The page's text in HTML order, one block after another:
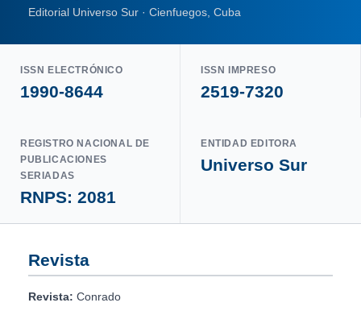
Editorial Universo Sur · Cienfuegos, Cuba
ISSN ELECTRÓNICO
1990-8644
ISSN IMPRESO
2519-7320
REGISTRO NACIONAL DE
PUBLICACIONES
SERIADAS
RNPS: 2081
ENTIDAD EDITORA
Universo Sur
Revista
Revista: Conrado